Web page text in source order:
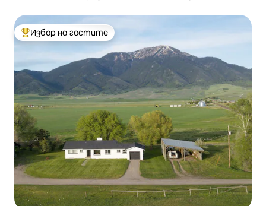
Най-популярен избор на гостите
Избор на гостите